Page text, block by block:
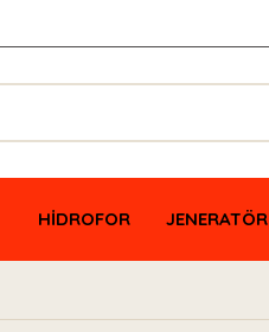
HİDROFOR JENERATÖR